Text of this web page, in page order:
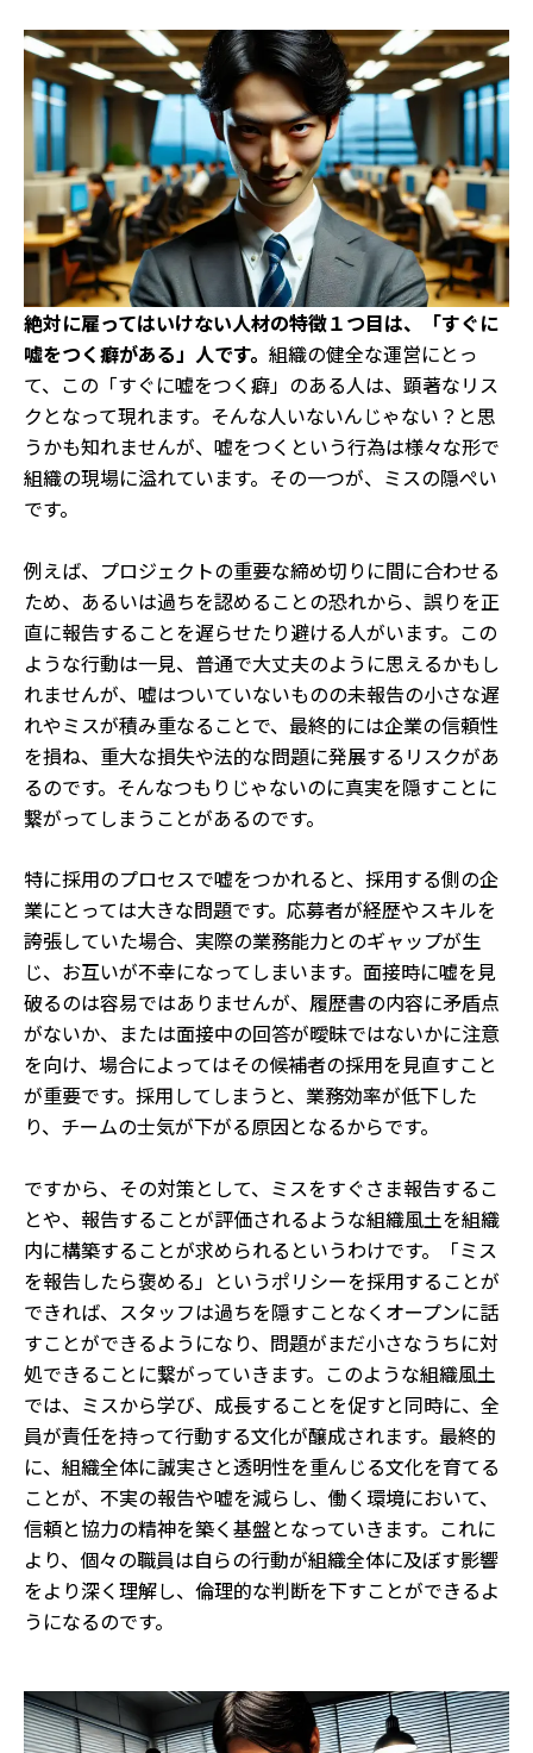
絶対に雇ってはいけない人材の特徴１つ目は、「すぐに
嘘をつく癖がある」人です。 組織の健全な運営にとっ
て、この「すぐに嘘をつく癖」のある人は、顕著なリス
クとなって現れます。そんな人いないんじゃない？と思
うかも知れませんが、嘘をつくという行為は様々な形で
組織の現場に溢れています。その一つが、ミスの隠ぺい
です。
例えば、プロジェクトの重要な締め切りに間に合わせる
ため、あるいは過ちを認めることの恐れから、誤りを正
直に報告することを遅らせたり避ける人がいます。 この
ような行動は一見、普通で大丈夫のように思えるかもし
れませんが、嘘はついていないものの未報告の小さな遅
れやミスが積み重なることで、最終的には企業の信頼性
を損ね、重大な損失や法的な問題に発展するリスクがあ
るのです。そんなつもりじゃないのに真実を隠すことに
繋がってしまうことがあるのです。
特に採用のプロセスで嘘をつかれると、採用する側の企
業にとっては大きな問題です。応募者が経歴やスキルを
誇張していた場合、実際の業務能力とのギャップが生
じ、お互いが不幸になってしまいます。面接時に嘘を見
破るのは容易ではありませんが、履歴書の内容に矛盾点
がないか、または面接中の回答が曖昧ではないかに注意
を向け、場合によってはその候補者の採用を見直すこと
が重要です。採用してしまうと、業務効率が低下した
り、チームの士気が下がる原因となるからです。
ですから、その対策として、ミスをすぐさま報告するこ
とや、報告することが評価されるような組織風土を組織
内に構築することが求められるというわけです。「ミス
を報告したら褒める」というポリシーを採用することが
できれば、スタッフは過ちを隠すことなくオープンに話
すことができるようになり、問題がまだ小さなうちに対
処できることに繋がっていきます。このような組織風土
では、ミスから学び、成長することを促すと同時に、全
員が責任を持って行動する文化が醸成されます。最終的
に、組織全体に誠実さと透明性を重んじる文化を育てる
ことが、不実の報告や嘘を減らし、働く環境において、
信頼と協力の精神を築く基盤となっていきます。これに
より、個々の職員は自らの行動が組織全体に及ぼす影響
をより深く理解し、倫理的な判断を下すことができるよ
うになるのです。